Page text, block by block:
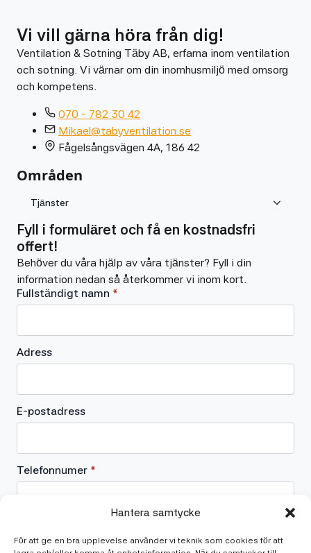
Hantera samtycke
För att ge en bra upplevelse använder vi teknik som cookies för att
Vi vill gärna höra från dig!
Ventilation & Sotning Täby AB, erfarna inom ventilation
och sotning. Vi värnar om din inomhusmiljö med omsorg
och kompetens.
070 - 782 30 42
Mikael@tabyventilation.se
Fågelsångsvägen 4A, 186 42
Områden
Tjänster
Fyll i formuläret och få en kostnadsfri
offert!
Behöver du våra hjälp av våra tjänster? Fyll i din
information nedan så återkommer vi inom kort.
Fullständigt namn *
Adress
E-postadress
Telefonnumer *